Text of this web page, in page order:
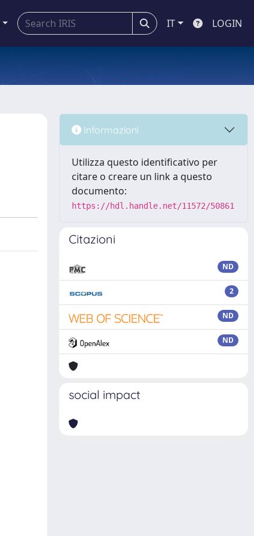
IT LOGIN
Informazioni
Utilizza questo identificativo per
citare o creare un link a questo
documento:
https://hdl.handle.net/11572/50861
Citazioni
ND
2
ND
ND
social impact